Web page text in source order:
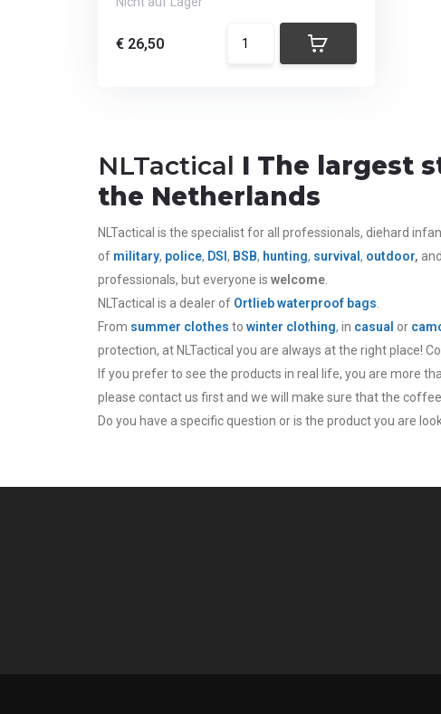
€ 26,50
NLTactical I The largest
the Netherlands
NLTactical is the specialist for all professionals, diehard
of military, police, DSI , BSB, hunting, survival , outdoor, and
professionals, but everyone is welcome.
NLTactical is a dealer of Ortlieb waterproof bags
From summer clothes to winter clothing, in casual or
protection, at NLTactical you are always at the right place!
If you prefer to see the products in real life, you are more
please contact us first and we will make sure that the
Do you have a specific question or is the product you are